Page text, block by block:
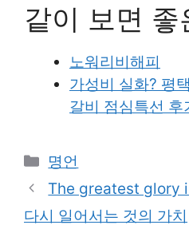
같이 보면 좋
노워리비해피
가성비 실화? 평
갈비 점심특선 후
Categories
명언
The greatest glory
다시 일어서는 것의 가치